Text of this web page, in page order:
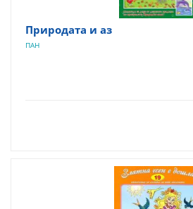
Природата и аз
ПАН